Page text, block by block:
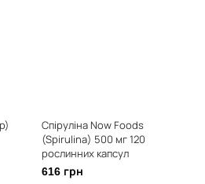
Спіруліна Now Foods
(Spirulina) 500 мг 120
рослинних капсул
616 грн